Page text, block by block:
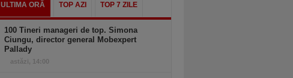
ULTIMA ORĂ TOP AZI TOP 7 ZILE
100 Tineri manageri de top. Simona
Ciungu, director general Mobexpert
Pallady
astăzi, 14:00